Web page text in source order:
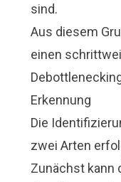
sind.
Aus diesem
einen
Erkennung
Die
zwei Arten
Zunächst kann